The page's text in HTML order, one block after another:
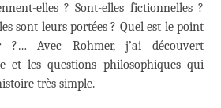
elles ? Sont-elles fictionnelles ?
sont leurs portées ? Quel est le point
Avec Rohmer, j’ai découvert
et les questions philosophiques qui
très simple.